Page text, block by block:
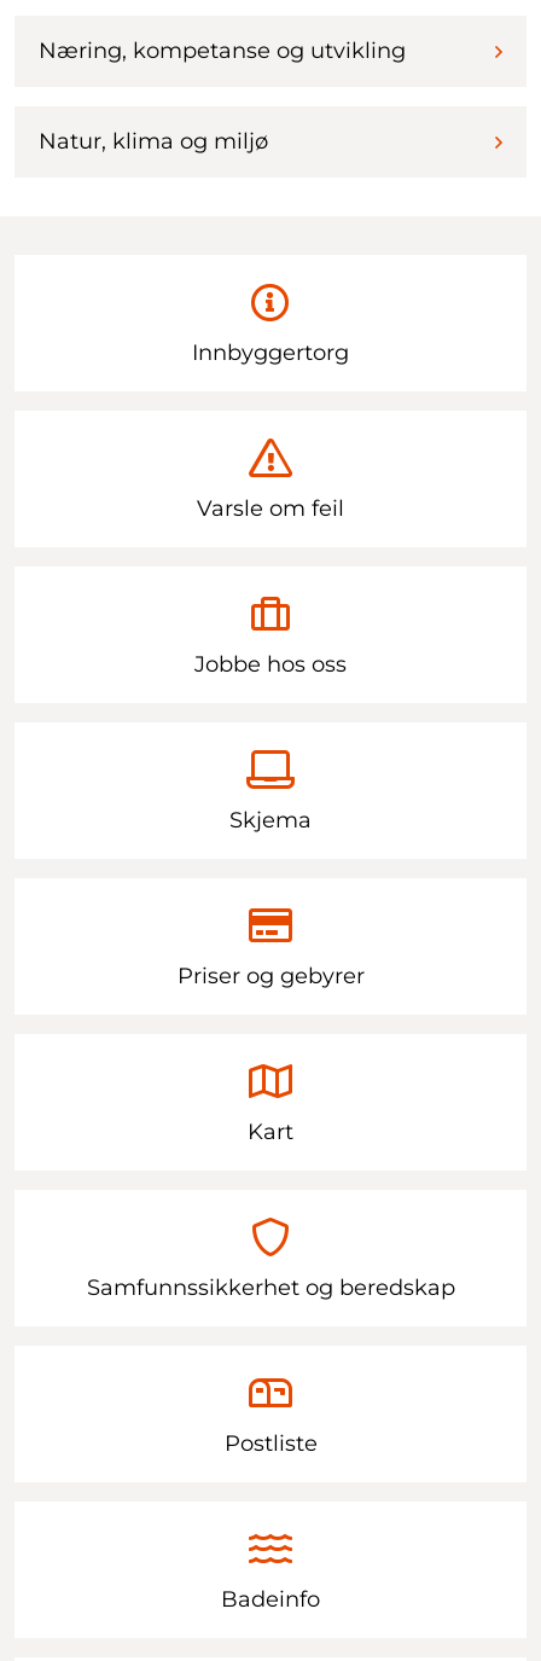
Næring, kompetanse og utvikling
Natur, klima og miljø
Innbyggertorg
Varsle om feil
Jobbe hos oss
Skjema
Priser og gebyrer
Kart
Samfunnssikkerhet og beredskap
Postliste
Badeinfo